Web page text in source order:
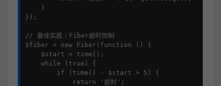
    }
});
// 最佳实践：Fiber超时控制
$fiber = new Fiber(function () {
    $start = time();
    while (true) {
        if (time() - $start > 5) {
            return '超时';